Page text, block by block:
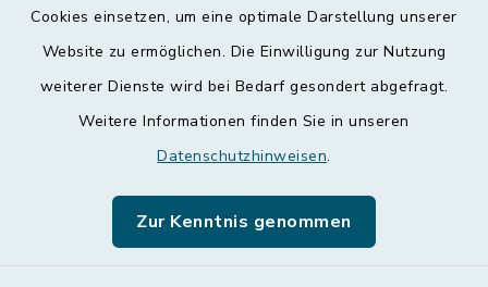
Cookies einsetzen, um eine optimale Darstellung unserer
Website zu ermöglichen. Die Einwilligung zur Nutzung
weiterer Dienste wird bei Bedarf gesondert abgefragt.
Weitere Informationen finden Sie in unseren
Datenschutzhinweisen.
Zur Kenntnis genommen
Kontakt
Datenschutz
Leichte Sprache